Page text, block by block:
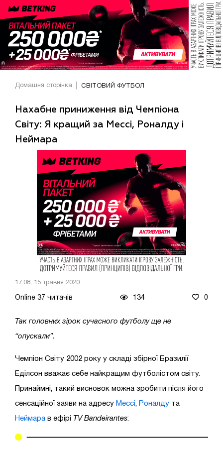
Домашня сторінка СВІТОВИЙ ФУТБОЛ
Нахабне приниження від Чемпіона
Світу: Я кращий за Мессі, Роналду і
Неймара
17:08, 15 травня 2020
Online 37 читачів 134 0
Так головних зірок сучасного футболу ще не
“опускали”.
Чемпіон Світу 2002 року у складі збірної Бразилії
Еділсон вважає себе найкращим футболістом світу.
Принаймні, такий висновок можна зробити після його
сенсаційної заяви на адресу Мессі Роналду та
Неймара в ефірі TV Bandeirantes: